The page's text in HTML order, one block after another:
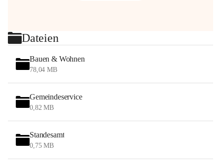
Dateien
Bauen & Wohnen
78,04 MB
Gemeindeservice
0,82 MB
Standesamt
0,75 MB